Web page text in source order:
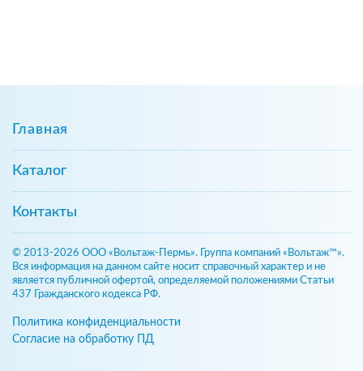
Главная
Каталог
Контакты
© 2013-2026 ООО «Вольтаж-Пермь». Группа компаний «Вольтаж™».
Вся информация на данном сайте носит справочный характер и не
является публичной офертой, определяемой положениями Статьи
437 Гражданского кодекса РФ.
Политика конфиденциальности
Согласие на обработку ПД